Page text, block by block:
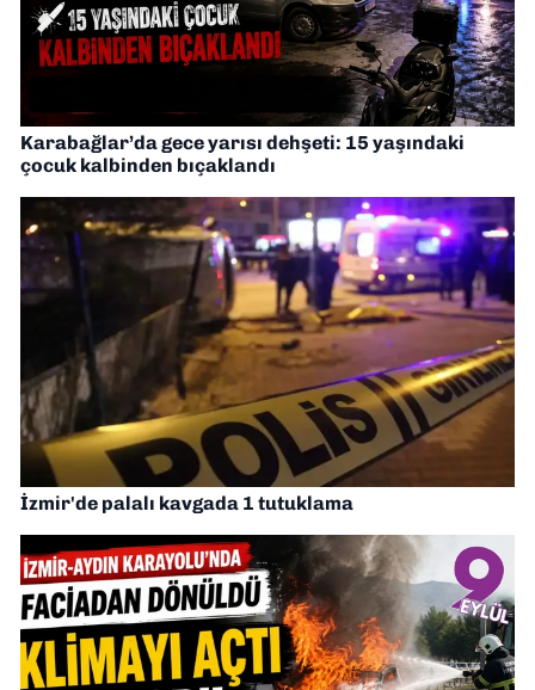
Karabağlar’da gece yarısı dehşeti: 15 yaşındaki
çocuk kalbinden bıçaklandı
İzmir'de palalı kavgada 1 tutuklama